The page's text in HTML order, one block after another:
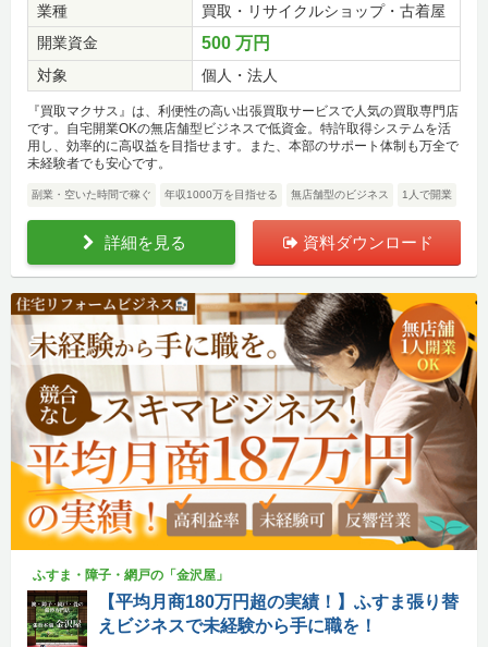
業種
買取・リサイクルショップ・古着屋
開業資金
500 万円
対象 個人・法人
『買取マクサス』は、利便性の高い出張買取サービスで人気の買取専門店
です。自宅開業OKの無店舗型ビジネスで低資金。特許取得システムを活
用し、効率的に高収益を目指せます。また、本部のサポート体制も万全で
未経験者でも安心です。
副業・空いた時間で稼ぐ 年収1000万を目指せる 無店舗型のビジネス 1人で開業
詳細を見る 資料ダウンロード
ふすま・障子・網戸の「金沢屋」
【平均月商180万円超の実績！】ふすま張り替
えビジネスで未経験から手に職を！